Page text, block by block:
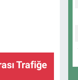
Trafiğe